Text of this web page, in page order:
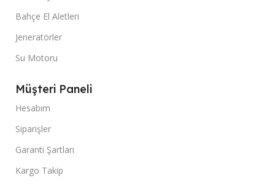
Bahçe El Aletleri
Jeneratörler
Su Motoru
Müşteri Paneli
Hesabım
Siparişler
Garanti Şartları
Kargo Takip